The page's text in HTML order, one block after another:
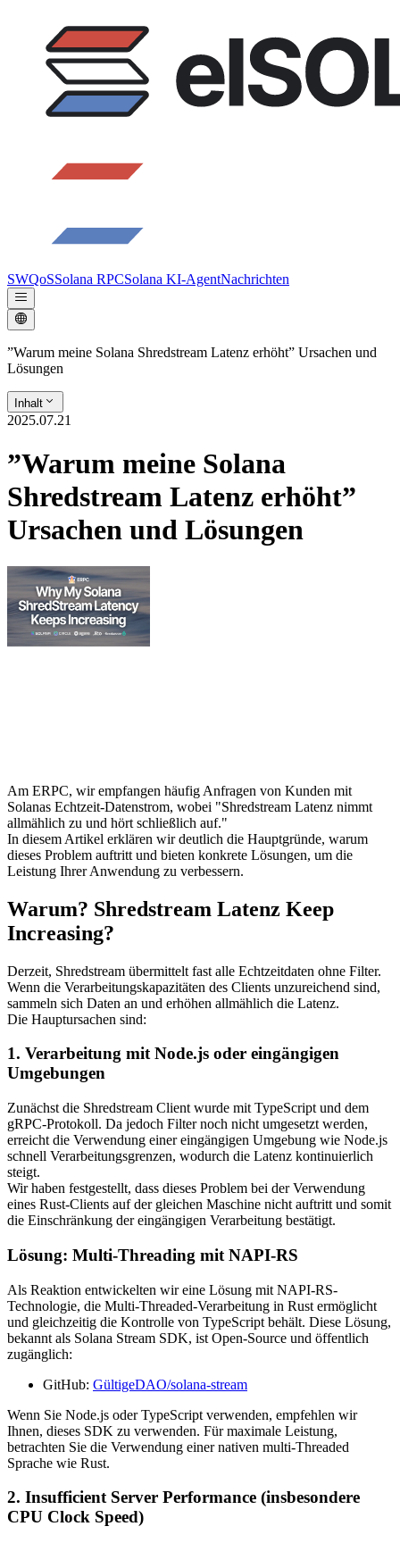
SWQoSSolana RPCSolana KI-AgentNachrichten
”Warum meine Solana Shredstream Latenz erhöht” Ursachen und
Lösungen
Inhalt
2025.07.21
”Warum meine Solana
Shredstream Latenz erhöht”
Ursachen und Lösungen
Am ERPC, wir empfangen häufig Anfragen von Kunden mit
Solanas Echtzeit-Datenstrom, wobei "Shredstream Latenz nimmt
allmählich zu und hört schließlich auf."
In diesem Artikel erklären wir deutlich die Hauptgründe, warum
dieses Problem auftritt und bieten konkrete Lösungen, um die
Leistung Ihrer Anwendung zu verbessern.
Warum? Shredstream Latenz Keep
Increasing?
Derzeit, Shredstream übermittelt fast alle Echtzeitdaten ohne Filter.
Wenn die Verarbeitungskapazitäten des Clients unzureichend sind,
sammeln sich Daten an und erhöhen allmählich die Latenz.
Die Hauptursachen sind:
1. Verarbeitung mit Node.js oder eingängigen
Umgebungen
Zunächst die Shredstream Client wurde mit TypeScript und dem
gRPC-Protokoll. Da jedoch Filter noch nicht umgesetzt werden,
erreicht die Verwendung einer eingängigen Umgebung wie Node.js
schnell Verarbeitungsgrenzen, wodurch die Latenz kontinuierlich
steigt.
Wir haben festgestellt, dass dieses Problem bei der Verwendung
eines Rust-Clients auf der gleichen Maschine nicht auftritt und somit
die Einschränkung der eingängigen Verarbeitung bestätigt.
Lösung: Multi-Threading mit NAPI-RS
Als Reaktion entwickelten wir eine Lösung mit NAPI-RS-
Technologie, die Multi-Threaded-Verarbeitung in Rust ermöglicht
und gleichzeitig die Kontrolle von TypeScript behält. Diese Lösung,
bekannt als Solana Stream SDK, ist Open-Source und öffentlich
zugänglich:
GitHub: GültigeDAO/solana-stream
Wenn Sie Node.js oder TypeScript verwenden, empfehlen wir
Ihnen, dieses SDK zu verwenden. Für maximale Leistung,
betrachten Sie die Verwendung einer nativen multi-Threaded
Sprache wie Rust.
2. Insufficient Server Performance (insbesondere
CPU Clock Speed)